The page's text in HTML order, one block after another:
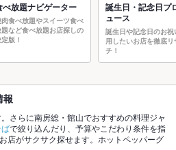
べ放題ナビゲーター
食べ放題やスイーツ食べ
など食べ放題お店探しの
版！
誕生日・記念日プ
ュース
誕生日や記念日のお祝
用したいお店を徹底リ
チ！
報
さらに南房総・館山でおすすめの料理ジャ
で絞り込んだり、予算やこだわり条件を指
店がサクサク探せます。ホットペッパーグ